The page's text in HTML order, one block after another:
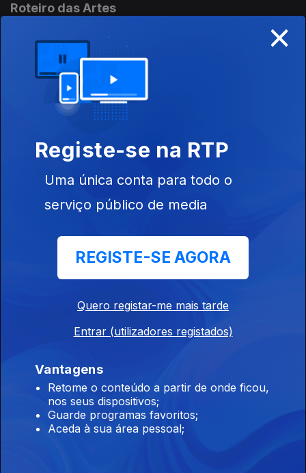
Roteiro das Artes
Roteiro das Artes
01 dez. 2025
Roteiro das Artes
28 nov. 2025
Roteiro das Artes
27 nov. 2025
Roteiro das Artes
21 nov. 2025
Roteiro das Artes
20 nov. 2025
×
Registe-se na RTP
Uma única conta para todo o
serviço público de media
REGISTE-SE AGORA
Quero registar-me mais tarde
Entrar (utilizadores registados)
Vantagens
Retome o conteúdo a partir de onde ficou,
nos seus dispositivos;
Guarde programas favoritos;
Aceda à sua área pessoal;